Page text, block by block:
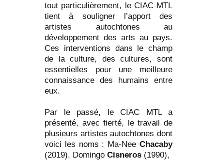
tout particulièrement, le CIAC MTL
tient à souligner l’apport des
artistes autochtones au
développement des arts au pays.
Ces interventions dans le champ
de la culture, des cultures, sont
essentielles pour une meilleure
connaissance des humains entre
eux.
Par le passé, le CIAC MTL a
présenté, avec fierté, le travail de
plusieurs artistes autochtones dont
voici les noms : Ma-Nee Chacaby
(2019), Domingo Cisneros (1990),